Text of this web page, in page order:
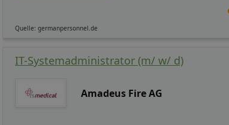
Quelle: germanpersonnel.de
IT-Systemadministrator (m/ w/ d)
Amadeus Fire AG